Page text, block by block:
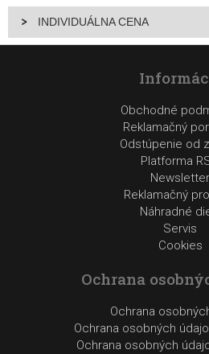
INDIVIDUÁLNA CENA
Obchodné
Reklamačný
Odstúpenie od
Platforma
Newsletter
Reklamačný
Náhradné
Servis
Cookies
Ochrana
Ochrana
Ochrana osobných
Ochrana osobných